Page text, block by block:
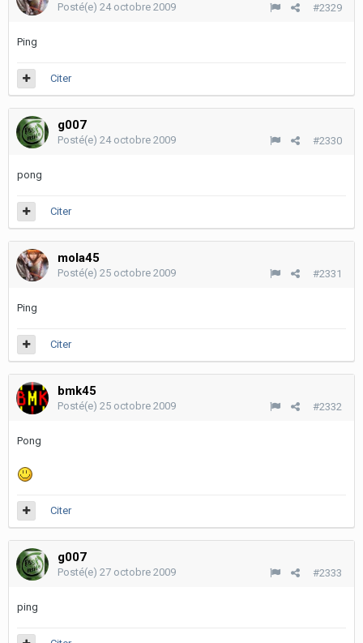
#2329
Posté(e) 24 octobre 2009
Ping
Citer
g007
#2330
Posté(e) 24 octobre 2009
pong
Citer
mola45
#2331
Posté(e) 25 octobre 2009
Ping
Citer
bmk45
#2332
Posté(e) 25 octobre 2009
Pong
Citer
g007
#2333
Posté(e) 27 octobre 2009
ping